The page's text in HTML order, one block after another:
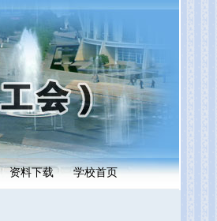
资料下载 学校首页